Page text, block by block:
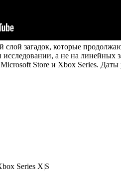
загадок, которые
исследовании, а не на линейных
Store и Xbox Series.
Series X|S